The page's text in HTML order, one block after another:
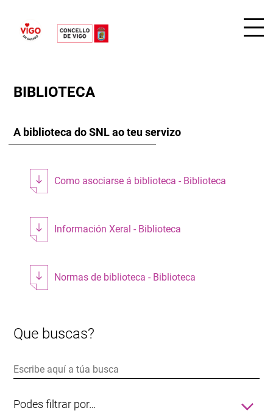
BIBLIOTECA
A biblioteca do SNL ao teu servizo
Como asociarse á biblioteca - Biblioteca
Información Xeral - Biblioteca
Normas de biblioteca - Biblioteca
Que buscas?
Podes filtrar por…